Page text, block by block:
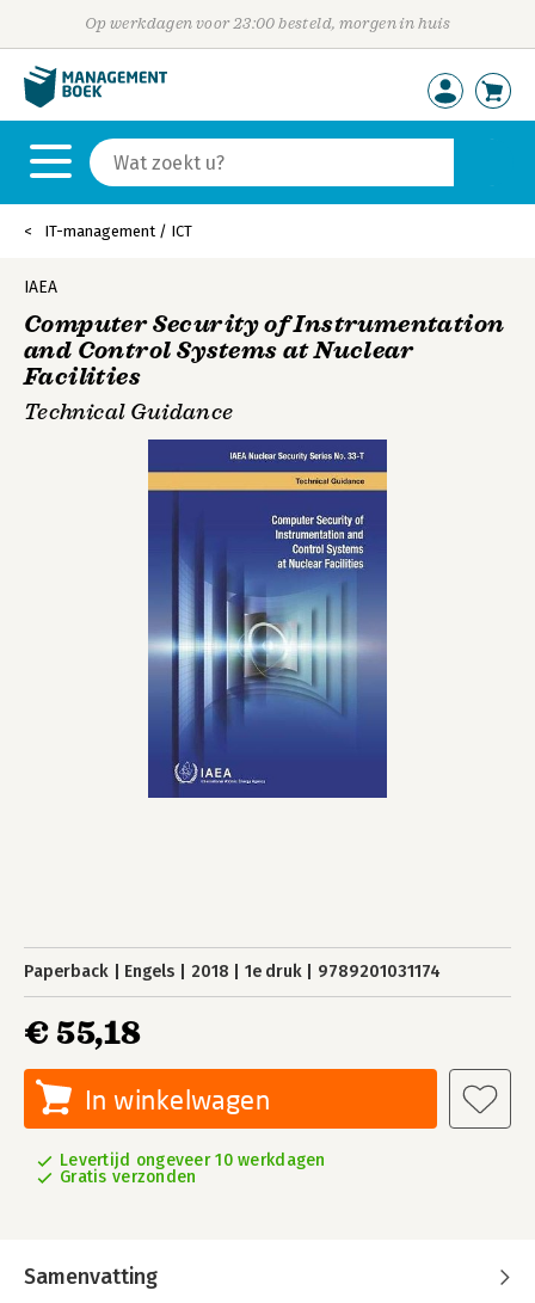
Op werkdagen voor 23:00 besteld, morgen in huis
IT-management / ICT
IAEA
Computer Security of Instrumentation
and Control Systems at Nuclear
Facilities
Technical Guidance
Paperback Engels 2018 1e druk 9789201031174
€ 55,18
In winkelwagen
Levertijd ongeveer 10 werkdagen
Gratis verzonden
Samenvatting